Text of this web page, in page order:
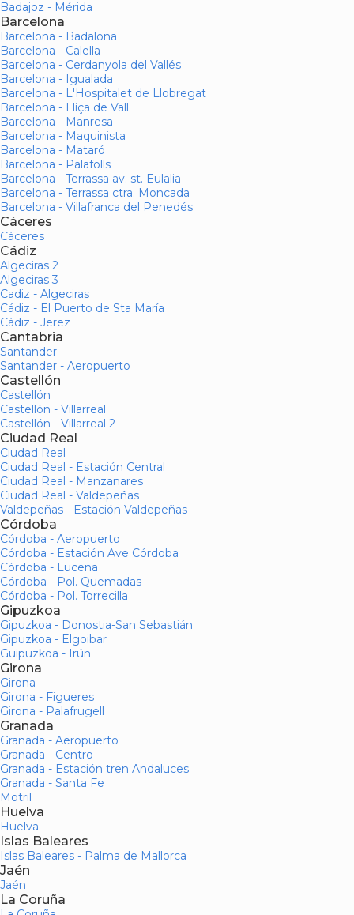
Badajoz - Mérida
Barcelona
Barcelona - Badalona
Barcelona - Calella
Barcelona - Cerdanyola del Vallés
Barcelona - Igualada
Barcelona - L'Hospitalet de Llobregat
Barcelona - Lliça de Vall
Barcelona - Manresa
Barcelona - Maquinista
Barcelona - Mataró
Barcelona - Palafolls
Barcelona - Terrassa av. st. Eulalia
Barcelona - Terrassa ctra. Moncada
Barcelona - Villafranca del Penedés
Cáceres
Cáceres
Cádiz
Algeciras 2
Algeciras 3
Cadiz - Algeciras
Cádiz - El Puerto de Sta María
Cádiz - Jerez
Cantabria
Santander
Santander - Aeropuerto
Castellón
Castellón
Castellón - Villarreal
Castellón - Villarreal 2
Ciudad Real
Ciudad Real
Ciudad Real - Estación Central
Ciudad Real - Manzanares
Ciudad Real - Valdepeñas
Valdepeñas - Estación Valdepeñas
Córdoba
Córdoba - Aeropuerto
Córdoba - Estación Ave Córdoba
Córdoba - Lucena
Córdoba - Pol. Quemadas
Córdoba - Pol. Torrecilla
Gipuzkoa
Gipuzkoa - Donostia-San Sebastián
Gipuzkoa - Elgoibar
Guipuzkoa - Irún
Girona
Girona
Girona - Figueres
Girona - Palafrugell
Granada
Granada - Aeropuerto
Granada - Centro
Granada - Estación tren Andaluces
Granada - Santa Fe
Motril
Huelva
Huelva
Islas Baleares
Islas Baleares - Palma de Mallorca
Jaén
Jaén
La Coruña